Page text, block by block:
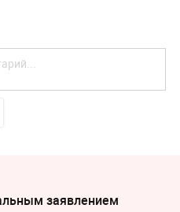
заявлением